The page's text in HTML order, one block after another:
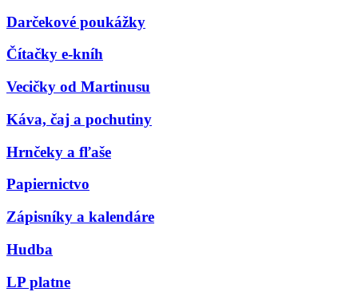
Darčekové poukážky
Čítačky e-kníh
Vecičky od Martinusu
Káva, čaj a pochutiny
Hrnčeky a fľaše
Papiernictvo
Zápisníky a kalendáre
Hudba
LP platne